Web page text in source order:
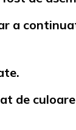
a
de